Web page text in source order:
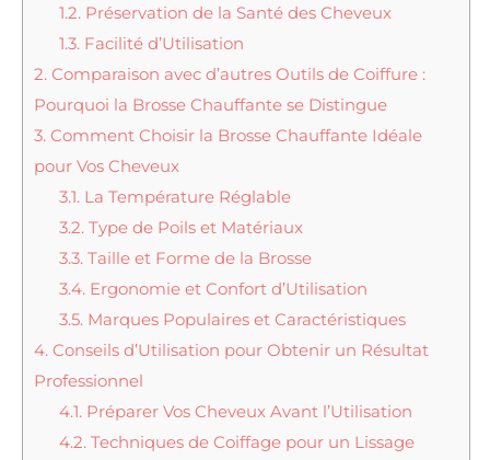
1.2. Préservation de la Santé des Cheveux
1.3. Facilité d’Utilisation
2. Comparaison avec d’autres Outils de Coiffure :
Pourquoi la Brosse Chauffante se Distingue
3. Comment Choisir la Brosse Chauffante Idéale
pour Vos Cheveux
3.1. La Température Réglable
3.2. Type de Poils et Matériaux
3.3. Taille et Forme de la Brosse
3.4. Ergonomie et Confort d’Utilisation
3.5. Marques Populaires et Caractéristiques
4. Conseils d’Utilisation pour Obtenir un Résultat
Professionnel
4.1. Préparer Vos Cheveux Avant l’Utilisation
4.2. Techniques de Coiffage pour un Lissage